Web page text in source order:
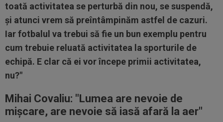
toată activitatea se perturbă din nou, se suspendă,
şi atunci vrem să preîntâmpinăm astfel de cazuri.
Iar fotbalul va trebui să fie un bun exemplu pentru
cum trebuie reluată activitatea la sporturile de
echipă. E clar că ei vor începe primii activitatea,
nu?"
Mihai Covaliu: "Lumea are nevoie de
mişcare, are nevoie să iasă afară la aer"